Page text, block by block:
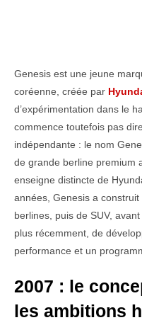
Genesis est une jeune
coréenne, créée par
d’expérimentation dans le
commence toutefois pas
indépendante : le nom
de grande berline premium
enseigne distincte de
années, Genesis a
berlines, puis de SUV,
plus récemment, de
performance et un
2007 : le
les ambitions